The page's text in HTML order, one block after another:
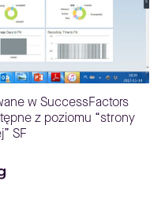
w SuccessFactors
z poziomu “strony
SF